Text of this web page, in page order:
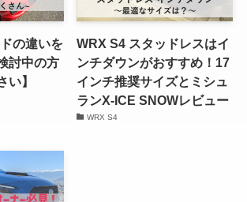
の違いを
討中の方
い】
WRX S4 スタッドレスはイ
ンチダウンがおすすめ！17
インチ推奨サイズとミシュ
ランX-ICE SNOWレビュー
WRX S4